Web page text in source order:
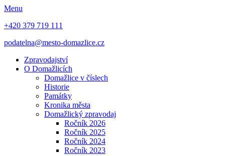
Menu
+420 379 719 111
podatelna@mesto-domazlice.cz
Zpravodajství
O Domažlicích
Domažlice v číslech
Historie
Památky
Kronika města
Domažlický zpravodaj
Ročník 2026
Ročník 2025
Ročník 2024
Ročník 2023